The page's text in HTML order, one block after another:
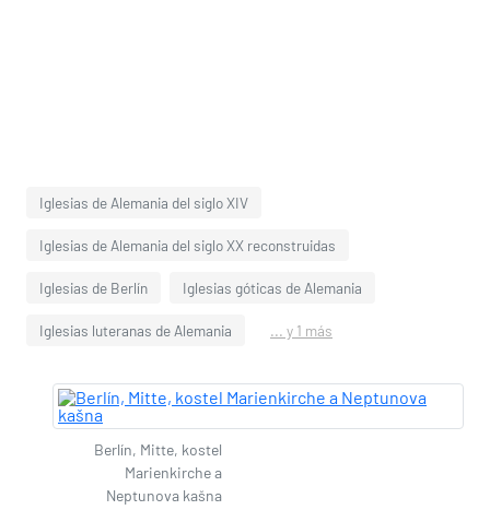
Iglesias de Alemania del siglo XIV
Iglesias de Alemania del siglo XX reconstruidas
Iglesias de Berlín Iglesias góticas de Alemania
Iglesias luteranas de Alemania ... y 1 más
Berlín, Mitte, kostel
Marienkirche a
Neptunova kašna